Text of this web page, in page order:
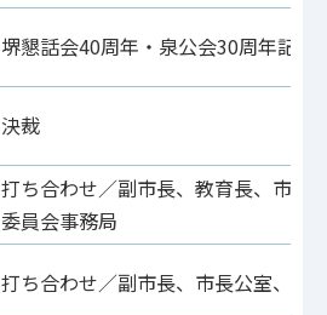
堺懇話会40周年・泉公会30周年記念
決裁
打ち合わせ／副市長、教育長、市長
委員会事務局
打ち合わせ／副市長、市長公室、建